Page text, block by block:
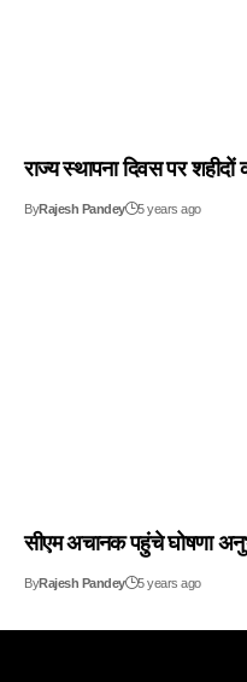
राज्य स्थापना दिवस पर शहीदों
ByRajesh Pandey 5 years ago
सीएम अचानक पहुंचे घोषणा
ByRajesh Pandey 5 years ago